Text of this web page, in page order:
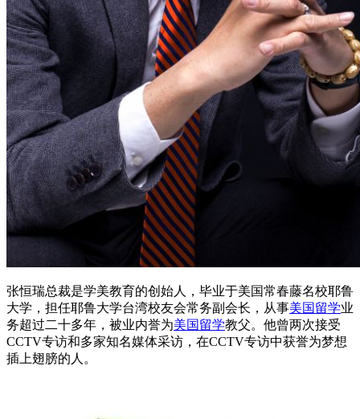
张恒瑞总裁是学美教育的创始人，毕业于美国常春藤名校耶鲁
大学，担任耶鲁大学台湾校友会常务副会长，从事美国留学业
务超过二十多年，被业内誉为美国留学教父。他曾两次接受
CCTV专访和多家知名媒体采访，在CCTV专访中获誉为梦想
插上翅膀的人。